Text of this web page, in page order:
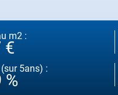
m2 :
€
5ans) :
%